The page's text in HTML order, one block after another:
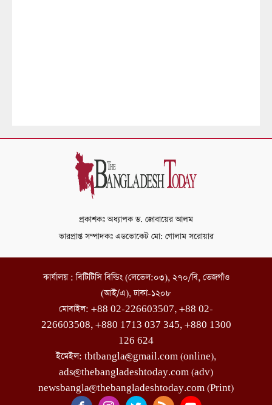
প্রকাশকঃ অধ্যাপক ড. জোবায়ের আলম
ভারপ্রাপ্ত সম্পাদকঃ এডভোকেট মো: গোলাম সরোয়ার
কার্যালয় : বিটিটিসি বিল্ডিং (লেভেল:০৩), ২৭০/বি, তেজগাঁও
(আই/এ), ঢাকা-১২০৮
মোবাইল: +88 02-226603507, +88 02-
226603508, +880 1713 037 345, +880 1300
126 624
ইমেইল: tbtbangla@gmail.com (online),
ads@thebangladeshtoday.com (adv)
newsbangla@thebangladeshtoday.com (Print)